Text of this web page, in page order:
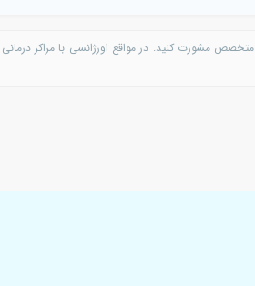
متخصص مشورت کنید. در مواقع اورژانسی با مراکز